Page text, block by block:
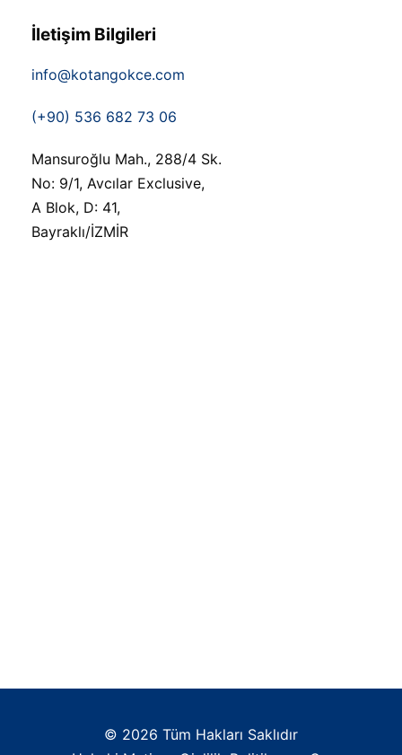
İletişim Bilgileri
info@kotangokce.com
(+90) 536 682 73 06
Mansuroğlu Mah., 288/4 Sk.
No: 9/1, Avcılar Exclusive,
A Blok, D: 41,
Bayraklı/İZMİR
© 2026 Tüm Hakları Saklıdır